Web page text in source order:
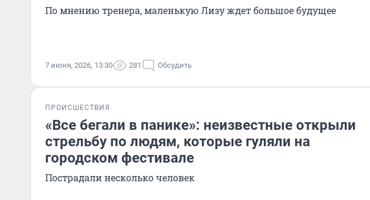
По мнению тренера, маленькую Лизу ждет большое будущее
7 июня, 2026, 13:30 281 Обсудить
ПРОИСШЕСТВИЯ
«Все бегали в панике»: неизвестные открыли
стрельбу по людям, которые гуляли на
городском фестивале
Пострадали несколько человек